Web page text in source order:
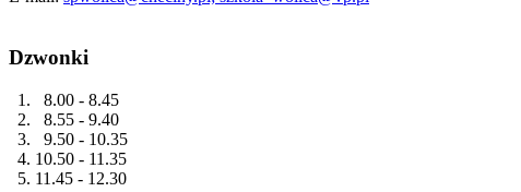
Dzwonki
1. 8.00 - 8.45
2. 8.55 - 9.40
3. 9.50 - 10.35
4. 10.50 - 11.35
5. 11.45 - 12.30